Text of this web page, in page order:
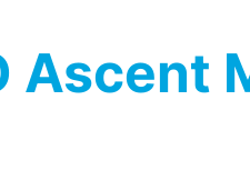
Ascent